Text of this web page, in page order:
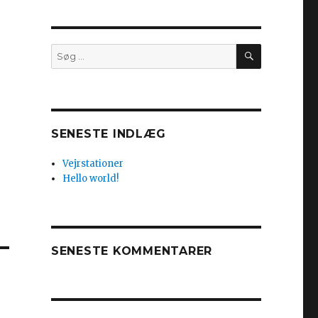
Søg
efter:
SØG
SENESTE INDLÆG
Vejrstationer
Hello world!
SENESTE KOMMENTARER